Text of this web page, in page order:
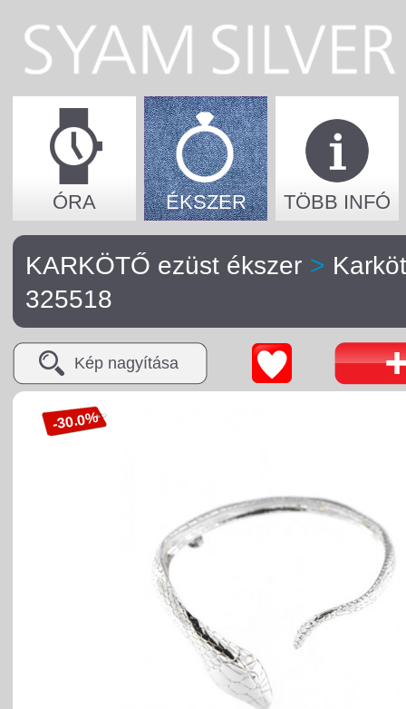
ÓRA ÉKSZER TÖBB INFÓ
KARKÖTŐ ezüst ékszer >
325518
-30.0%
Kép nagyítása